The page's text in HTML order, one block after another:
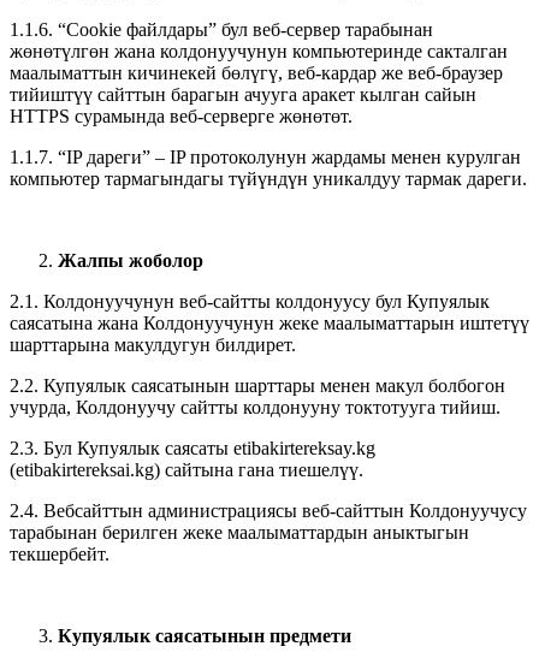
1.1.6. “Cookie файлдары” бул веб-сервер тарабынан
жөнөтүлгөн жана колдонуучунун компьютеринде сакталган
маалыматтын кичинекей бөлүгү, веб-кардар же веб-браузер
тийиштүү сайттын барагын ачууга аракет кылган сайын
HTTPS сурамында веб-серверге жөнөтөт.
1.1.7. “IP дареги” – IP протоколунун жардамы менен курулган
компьютер тармагындагы түйүндүн уникалдуу тармак дареги.
Жалпы жоболор
2.1. Колдонуучунун веб-сайтты колдонуусу бул Купуялык
саясатына жана Колдонуучунун жеке маалыматтарын иштетүү
шарттарына макулдугун билдирет.
2.2. Купуялык саясатынын шарттары менен макул болбогон
учурда, Колдонуучу сайтты колдонууну токтотууга тийиш.
2.3. Бул Купуялык саясаты etibakirtereksay.kg
(etibakirtereksai.kg) сайтына гана тиешелүү.
2.4. Вебсайттын администрациясы веб-сайттын Колдонуучусу
тарабынан берилген жеке маалыматтардын аныктыгын
текшербейт.
Купуялык саясатынын предмети